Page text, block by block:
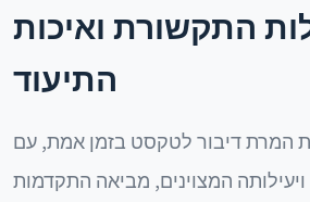
התקשורת ואיכות
התיעוד
המרת דיבור לטקסט בזמן אמת, עם
ויעילותה המצוינים, מביאה התקדמות